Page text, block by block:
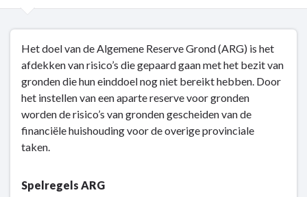
navigatie
Grondbeleid
Algemene
Reserve
Het doel van de Algemene Reserve Grond (ARG) is het
afdekken van risico’s die gepaard gaan met het bezit van
gronden die hun einddoel nog niet bereikt hebben. Door
het instellen van een aparte reserve voor gronden
worden de risico’s van gronden gescheiden van de
financiële huishouding voor de overige provinciale
taken.
Spelregels ARG